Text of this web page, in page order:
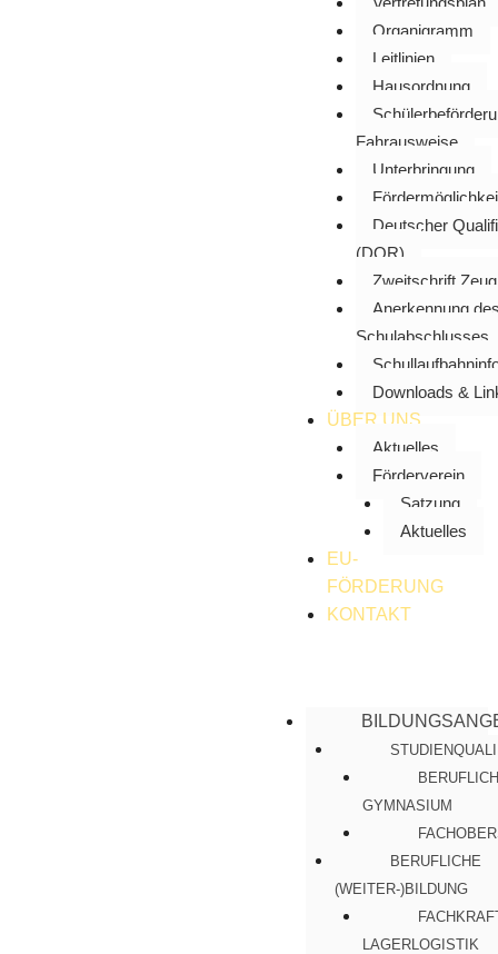
Organigramm
Leitlinien
Hausordnung
Fahrausweise
Unterbringung
Deutscher
(DQR)
Zweitschrift
Anerkennung
Schulabschlusses
Downloads &
ÜBER UNS
Aktuelles
Förderverein
Satzung
Aktuelles
EU-
FÖRDERUNG
KONTAKT
GYMNASIUM
BERUFLICHE
(WEITER-)BILDUNG
LAGERLOGISTIK